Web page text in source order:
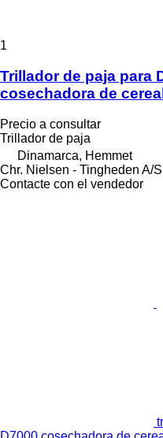
1
Trillador de paja para
cosechadora de
Precio a consultar
Trillador de paja
Dinamarca, Hemmet
Chr. Nielsen - Tingheden A/S
Contacte con el vendedor